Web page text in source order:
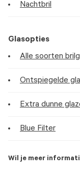
Nachtbril
Glasopties
Alle soorten
Ontspiegelde
Extra dunne
Blue Filter
Wil je meer